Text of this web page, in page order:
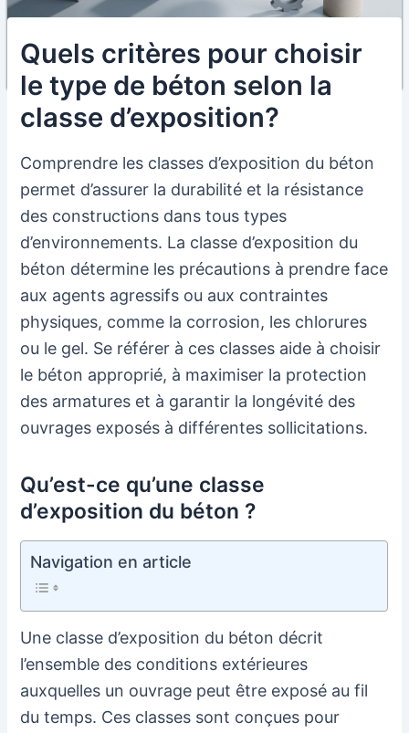
Quels critères pour choisir
le type de béton selon la
classe d’exposition?
Comprendre les classes d’exposition du béton
permet d’assurer la durabilité et la résistance
des constructions dans tous types
d’environnements. La classe d’exposition du
béton détermine les précautions à prendre face
aux agents agressifs ou aux contraintes
physiques, comme la corrosion, les chlorures
ou le gel. Se référer à ces classes aide à choisir
le béton approprié, à maximiser la protection
des armatures et à garantir la longévité des
ouvrages exposés à différentes sollicitations.
Qu’est-ce qu’une classe
d’exposition du béton ?
Navigation en article
Une classe d’exposition du béton décrit
l’ensemble des conditions extérieures
auxquelles un ouvrage peut être exposé au fil
du temps. Ces classes sont conçues pour